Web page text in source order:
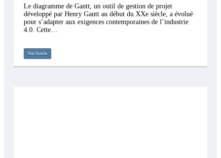
Le diagramme de Gantt, un outil de gestion de projet
développé par Henry Gantt au début du XXe siècle, a évolué
pour s’adapter aux exigences contemporaines de l’industrie
4.0. Cette…
Voir l'article